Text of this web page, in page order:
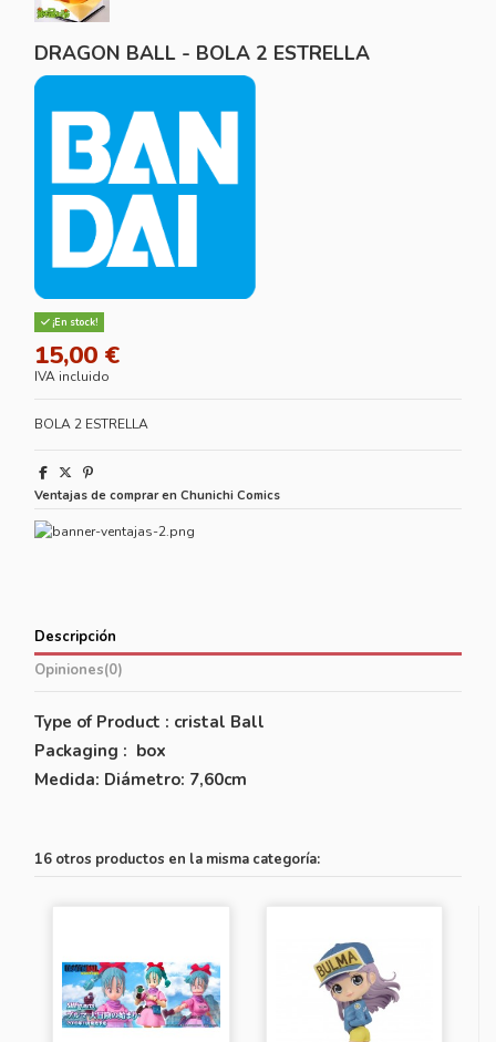
DRAGON BALL - BOLA 2 ESTRELLA
¡En stock!
15,00 €
IVA incluido
BOLA 2 ESTRELLA
Ventajas de comprar en Chunichi Comics
Descripción
Opiniones(0)
Type of Product : cristal Ball
Packaging : box
Medida: Diámetro: 7,60cm
16 otros productos en la misma categoría: